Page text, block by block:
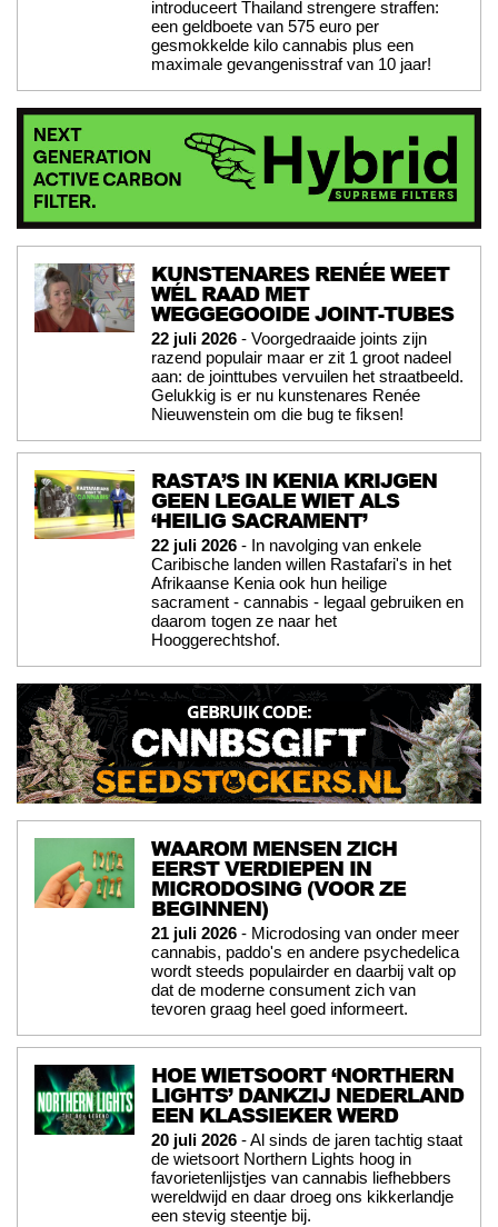
introduceert Thailand strengere straffen:
een geldboete van 575 euro per
gesmokkelde kilo cannabis plus een
maximale gevangenisstraf van 10 jaar!
KUNSTENARES RENÉE WEET
WÉL RAAD MET
WEGGEGOOIDE JOINT-TUBES
22 juli 2026 - Voorgedraaide joints zijn
razend populair maar er zit 1 groot nadeel
aan: de jointtubes vervuilen het straatbeeld.
Gelukkig is er nu kunstenares Renée
Nieuwenstein om die bug te fiksen!
RASTA’S IN KENIA KRIJGEN
GEEN LEGALE WIET ALS
‘HEILIG SACRAMENT’
22 juli 2026 - In navolging van enkele
Caribische landen willen Rastafari's in het
Afrikaanse Kenia ook hun heilige
sacrament - cannabis - legaal gebruiken en
daarom togen ze naar het
Hooggerechtshof.
WAAROM MENSEN ZICH
EERST VERDIEPEN IN
MICRODOSING (VOOR ZE
BEGINNEN)
21 juli 2026 - Microdosing van onder meer
cannabis, paddo's en andere psychedelica
wordt steeds populairder en daarbij valt op
dat de moderne consument zich van
tevoren graag heel goed informeert.
HOE WIETSOORT ‘NORTHERN
LIGHTS’ DANKZIJ NEDERLAND
EEN KLASSIEKER WERD
20 juli 2026 - Al sinds de jaren tachtig staat
de wietsoort Northern Lights hoog in
favorietenlijstjes van cannabis liefhebbers
wereldwijd en daar droeg ons kikkerlandje
een stevig steentje bij.